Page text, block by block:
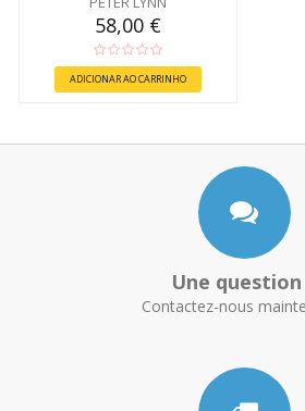
58,00 €
ADICIONAR AO CARRINHO
Une question
Contactez-nous